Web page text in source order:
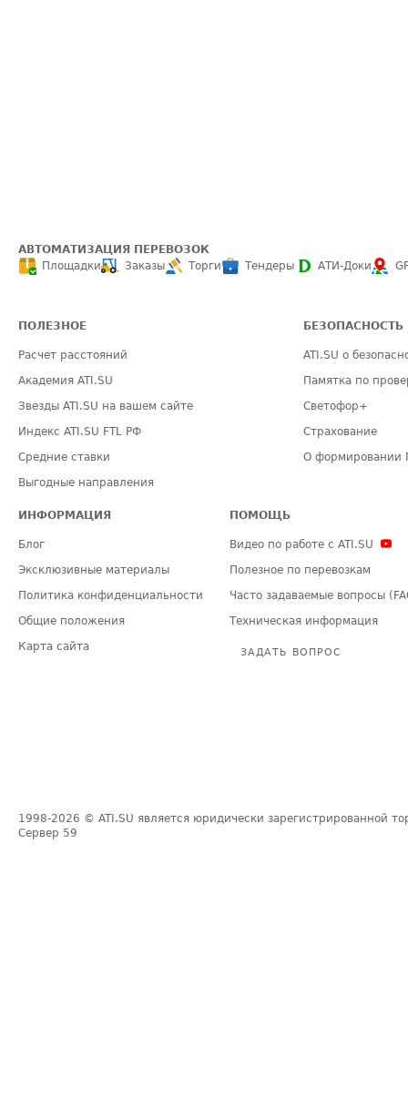
АВТОМАТИЗАЦИЯ ПЕРЕВОЗОК
Площадки
Заказы Торги Тендеры АТИ-Доки
ПОЛЕЗНОЕ
Расчет расстояний
Академия ATI.SU
Звезды ATI.SU на вашем сайте
Индекс ATI.SU FTL РФ
Средние ставки
Выгодные направления
БЕЗОПАСНОСТЬ
ATI.SU о
Памятка по
Светофор+
Страхование
О формировании
ИНФОРМАЦИЯ
Блог
Эксклюзивные материалы
Политика конфиденциальности
Общие положения
Карта сайта
ПОМОЩЬ
Видео по работе с ATI.SU
Полезное по перевозкам
Часто задаваемые вопросы
Техническая информация
ЗАДАТЬ ВОПРОС
1998-2026 © ATI.SU является юридически зарегистрированной
Сервер 59